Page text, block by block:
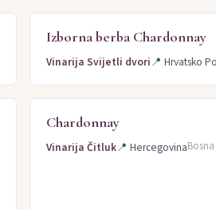
Izborna berba Chardonnay
Vinarija Svijetli dvori📍Hrvatsko
Chardonnay
Vinarija Čitluk📍Hercegovina